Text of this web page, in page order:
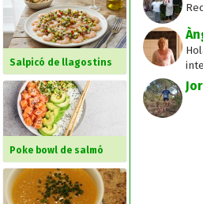
Salpicó de llagostins
Poke bowl de salmó